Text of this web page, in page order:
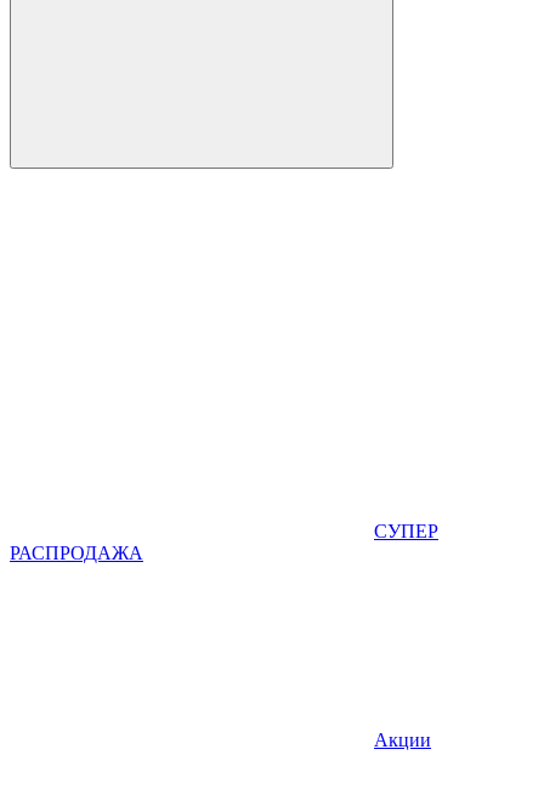
СУПЕР
РАСПРОДАЖА
Акции